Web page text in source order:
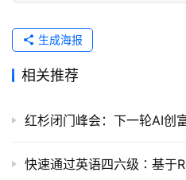
I
提
示
代
生成海报
相关推荐
红杉闭门峰会：下一轮AI创
快速通过英语四六级∶基于